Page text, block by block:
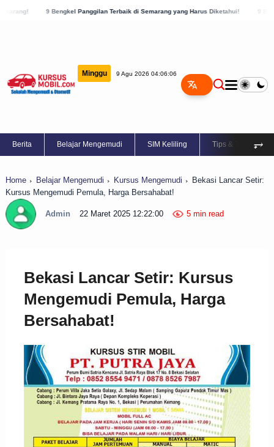
Panggilan Terbaik di Semarang yang Harus Diketahui! 9 Bengkel Panggilan
Minggu 9 Agu 2026 04:06:07
Berita Belajar Mengemudi SIM Keliling Tips & Trik ⥅
Home Belajar Mengemudi Kursus Mengemudi
Bekasi Lancar Setir:
Kursus Mengemudi Pemula, Harga Bersahabat!
Admin 22 Maret 2025 12:22:00 5 min read
Bekasi Lancar Setir: Kursus
Mengemudi Pemula, Harga
Bersahabat!